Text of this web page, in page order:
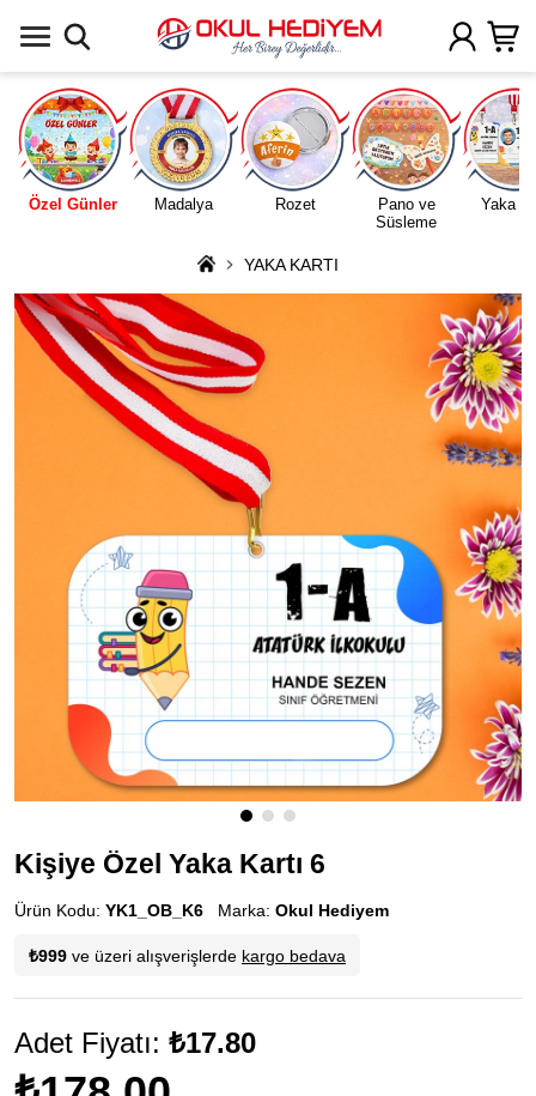
Özel Günler Madalya Rozet
Pano ve
Süsleme
Yaka
YAKA KARTI
Kişiye Özel Yaka Kartı 6
Ürün Kodu: YK1_OB_K6 Marka: Okul Hediyem
₺999 ve üzeri alışverişlerde kargo bedava
Adet Fiyatı: ₺17.80
Uygulamada Aç